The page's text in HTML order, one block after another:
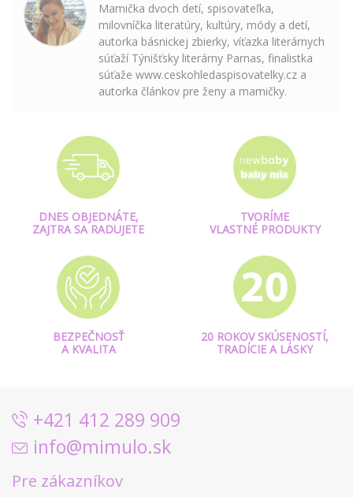
Mamička dvoch detí, spisovateľka,
milovníčka literatúry, kultúry, módy a detí,
autorka básnickej zbierky, víťazka literárnych
súťaží Týnišťsky literárny Parnas, finalistka
súťaže www.ceskohledaspisovatelky.cz a
autorka článkov pre ženy a mamičky.
DNES OBJEDNÁTE,
ZAJTRA SA RADUJETE
TVORÍME
VLASTNÉ PRODUKTY
BEZPEČNOSŤ
A KVALITA
20 ROKOV SKÚSENOSTÍ,
TRADÍCIE A LÁSKY
+421 412 289 909
info@mimulo.sk
Pre zákazníkov